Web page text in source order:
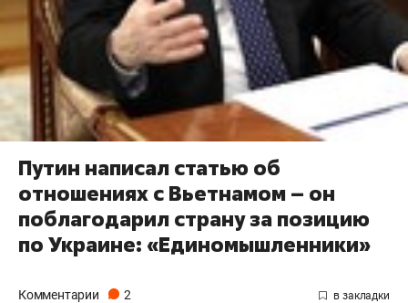
Путин написал статью об
отношениях с Вьетнамом – он
поблагодарил страну за позицию
по Украине: «Единомышленники»
Комментарии 2